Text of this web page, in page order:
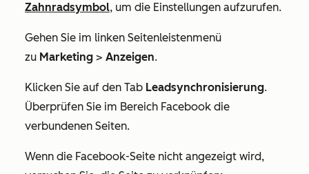
Zahnradsymbol, um die Einstellungen aufzurufen.
Gehen Sie im linken Seitenleistenmenü
zu Marketing > Anzeigen.
Klicken Sie auf den Tab Leadsynchronisierung.
Überprüfen Sie im Bereich Facebook die
verbundenen Seiten.
Wenn die Facebook-Seite nicht angezeigt wird,